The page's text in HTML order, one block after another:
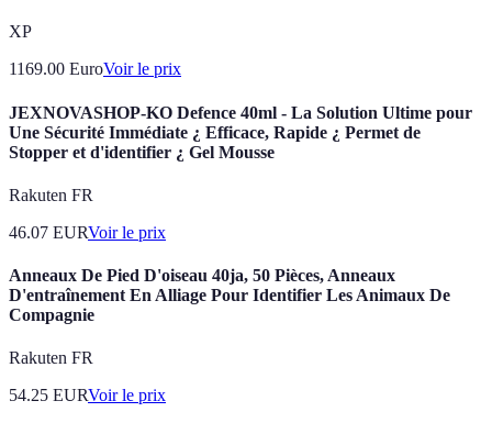
XP
1169.00 EuroVoir le prix
JEXNOVASHOP-KO Defence 40ml - La Solution Ultime pour
Une Sécurité Immédiate ¿ Efficace, Rapide ¿ Permet de
Stopper et d'identifier ¿ Gel Mousse
Rakuten FR
46.07 EURVoir le prix
Anneaux De Pied D'oiseau 40ja, 50 Pièces, Anneaux
D'entraînement En Alliage Pour Identifier Les Animaux De
Compagnie
Rakuten FR
54.25 EURVoir le prix